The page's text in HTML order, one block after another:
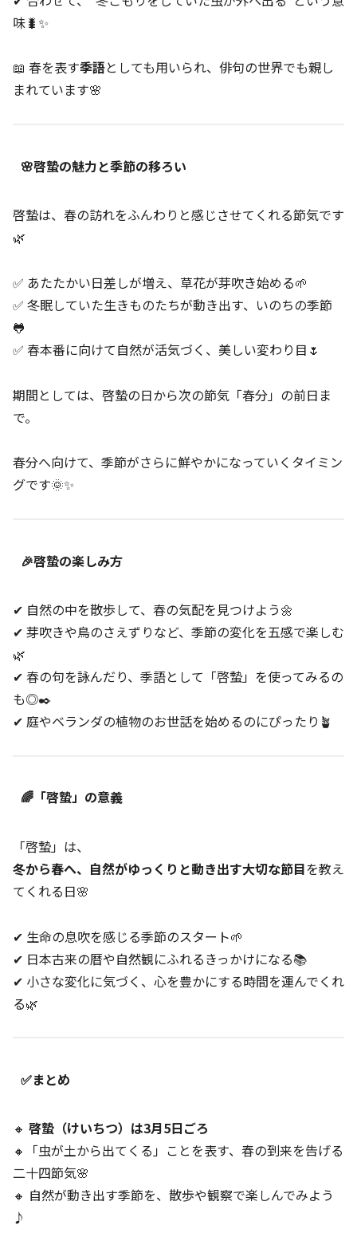
味🐛✨
📖 春を表す季語としても用いられ、俳句の世界でも親し
まれています🌸
🌸啓蟄の魅力と季節の移ろい
啓蟄は、春の訪れをふんわりと感じさせてくれる節気です
🌿
✅ あたたかい日差しが増え、草花が芽吹き始める🌱
✅ 冬眠していた生きものたちが動き出す、いのちの季節
🐸
✅ 春本番に向けて自然が活気づく、美しい変わり目🌷
期間としては、啓蟄の日から次の節気「春分」の前日ま
で。
春分へ向けて、季節がさらに鮮やかになっていくタイミン
グです🌞✨
🎉啓蟄の楽しみ方
✔ 自然の中を散歩して、春の気配を見つけよう🌼
✔ 芽吹きや鳥のさえずりなど、季節の変化を五感で楽しむ
🌿
✔ 春の句を詠んだり、季語として「啓蟄」を使ってみるの
も◎✒️
✔ 庭やベランダの植物のお世話を始めるのにぴったり🪴
🌈「啓蟄」の意義
「啓蟄」は、
冬から春へ、自然がゆっくりと動き出す大切な節目を教え
てくれる日🌸
✔ 生命の息吹を感じる季節のスタート🌱
✔ 日本古来の暦や自然観にふれるきっかけになる📚
✔ 小さな変化に気づく、心を豊かにする時間を運んでくれ
る🌿
✅まとめ
🔸 啓蟄（けいちつ）は3月5日ごろ
🔸「虫が土から出てくる」ことを表す、春の到来を告げる
二十四節気🌸
🔸 自然が動き出す季節を、散歩や観察で楽しんでみよう
♪